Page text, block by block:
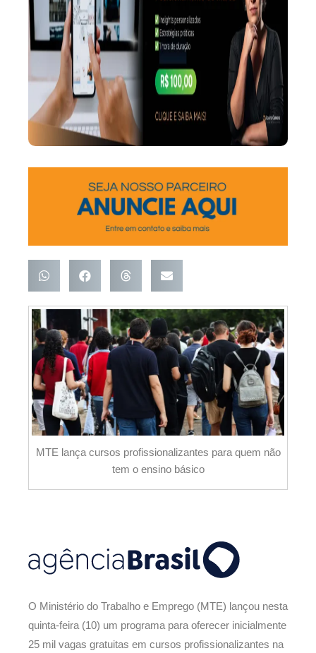
MTE lança cursos profissionalizantes para quem não
tem o ensino básico
O Ministério do Trabalho e Emprego (MTE) lançou nesta
quinta-feira (10) um programa para oferecer inicialmente
25 mil vagas gratuitas em cursos profissionalizantes na